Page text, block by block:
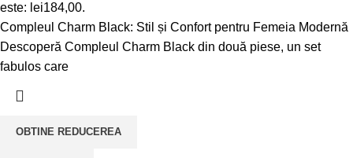
este: lei184,00.
Compleul Charm Black: Stil și Confort pentru Femeia Modernă
Descoperă Compleul Charm Black din două piese, un set
fabulos care
OBTINE REDUCEREA